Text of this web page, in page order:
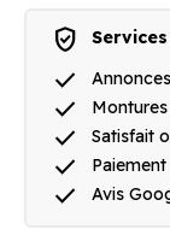
verified_user
done
done
done Satisfait
done
done Avis